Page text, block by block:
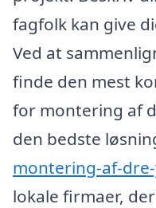
fagfolk kan give
Ved at
finde den mest
for montering af
den bedste
montering-af-
lokale firmaer,